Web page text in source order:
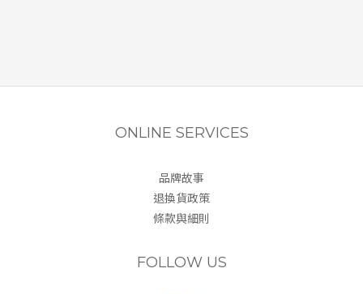
ONLINE SERVICES
品牌故事
退換貨政策
條款與細則
FOLLOW US